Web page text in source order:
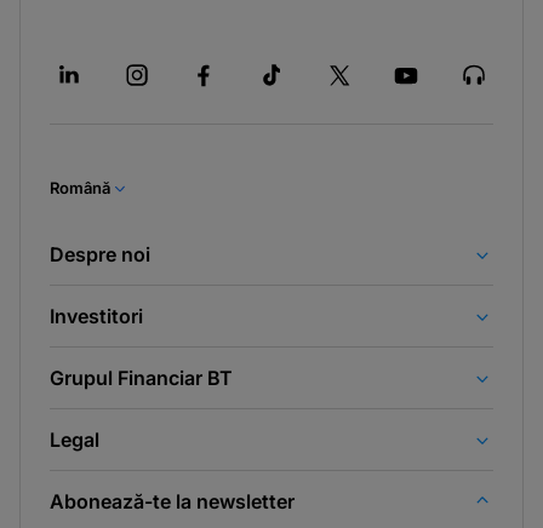
Română
Despre noi
Investitori
Grupul Financiar BT
Legal
Abonează-te la newsletter